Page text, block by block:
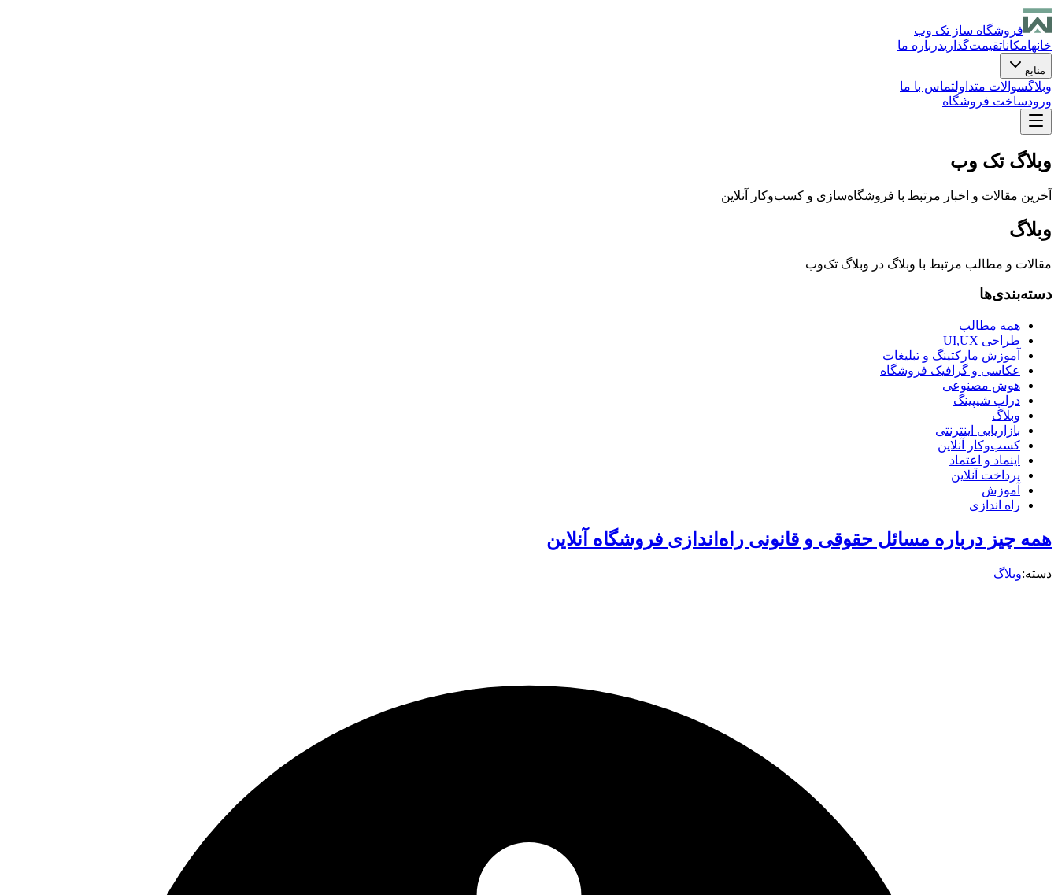
فروشگاه ساز تک وب
خانهامکاناتقیمت‌گذاریدرباره ما
منابع
وبلاگسوالات متداولتماس با ما
ورودساخت فروشگاه
وبلاگ تک وب
آخرین مقالات و اخبار مرتبط با فروشگاه‌سازی و کسب‌وکار آنلاین
وبلاگ
مقالات و مطالب مرتبط با وبلاگ در وبلاگ تک‌وب
دسته‌بندی‌ها
همه مطالب
طراحی UI,UX
آموزش مارکتینگ و تبلیغات
عکاسی و گرافیک فروشگاه
هوش مصنوعی
دراپ شیپینگ
وبلاگ
بازاریابی اینترنتی
کسب‌وکار آنلاین
اینماد و اعتماد
پرداخت آنلاین
آموزش
راه اندازی
همه چیز درباره مسائل حقوقی و قانونی راه‌اندازی فروشگاه آنلاین
دسته:وبلاگ